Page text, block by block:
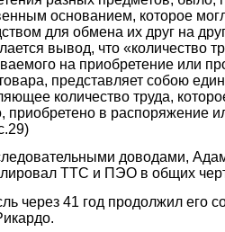
основанием, которое
для обмена их друг на
вывод, что «количество
на приобретение или
представляет собою
количество труда,
приобретено в распоряжение
доводами,
ТТС и ПЭО в общих
через 41 год продолжил его